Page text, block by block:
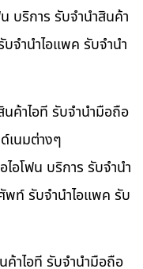
บริการ รับจำนำสินค้า
จำนำไอแพค รับจำนำ
ค้าไอที รับจำนำมือถือ
เนมต่างๆ
อโฟน บริการ รับจำนำ
พท์ รับจำนำไอแพค รับ
ค้าไอที รับจำนำมือถือ